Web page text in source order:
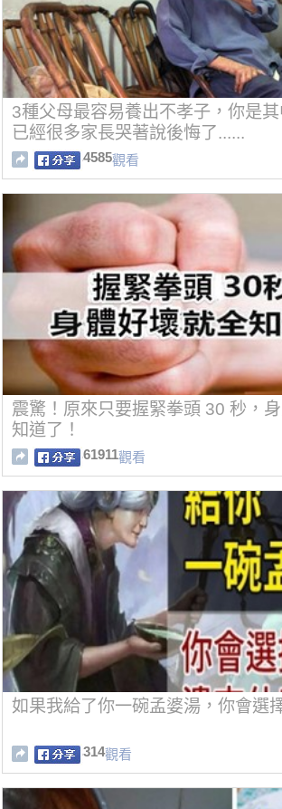
3種父母最容易養出不孝子，你是其
已經很多家長哭著說後悔了......
4585觀看
震驚！原來只要握緊拳頭 30 秒，
知道了！
61911觀看
如果我給了你一碗孟婆湯，你會選
314觀看